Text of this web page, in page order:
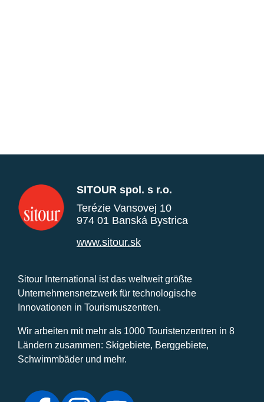
SITOUR spol. s r.o.
Terézie Vansovej 10
974 01 Banská Bystrica
www.sitour.sk
Sitour International ist das weltweit größte
Unternehmensnetzwerk für technologische
Innovationen in Tourismuszentren.
Wir arbeiten mit mehr als 1000 Touristenzentren in 8
Ländern zusammen: Skigebiete, Berggebiete,
Schwimmbäder und mehr.